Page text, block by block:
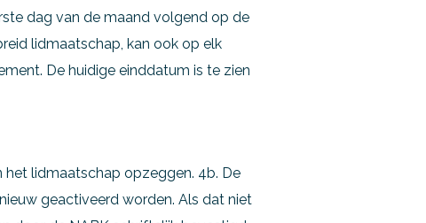
dag van de maand volgend op de
lidmaatschap, kan ook op elk
De huidige einddatum is te zien
het lidmaatschap opzeggen. 4b. De
geactiveerd worden. Als dat niet